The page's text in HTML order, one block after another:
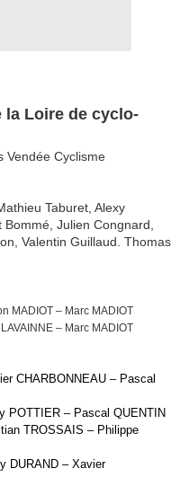
la Loire de cyclo-
Vendée Cyclisme
Taburet, Alexy
Julien Congnard,
Valentin Guillaud. Thomas
MADIOT – Marc MADIOT
– Marc MADIOT
CHARBONNEAU – Pascal
POTTIER – Pascal QUENTIN
TROSSAIS – Philippe
DURAND – Xavier